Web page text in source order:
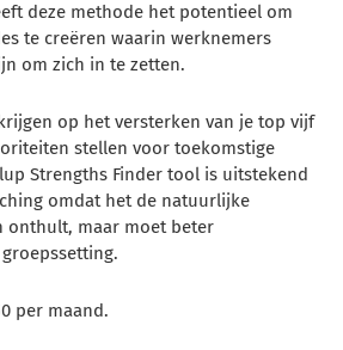
deze methode het potentieel om
te creëren waarin werknemers
om zich in te zetten.
op het versterken van je top vijf
stellen voor toekomstige
Strengths Finder tool is uitstekend
omdat het de natuurlijke
onthult, maar moet beter
per maand.